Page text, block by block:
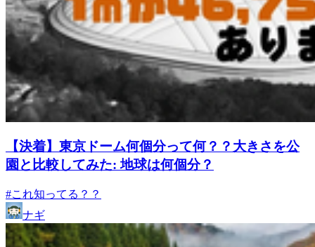
【決着】東京ドーム何個分って何？？大きさを公
園と比較してみた: 地球は何個分？
#これ知ってる？？
ナギ